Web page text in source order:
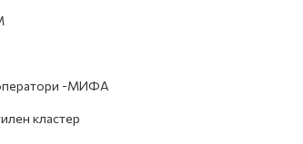
оператори -МИФА
кластер